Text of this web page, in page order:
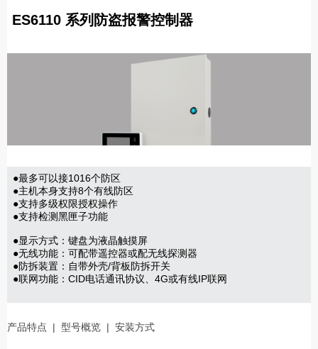
ES6110 系列防盗报警控制器
●最多可以接1016个防区
●主机本身支持8个有线防区
●支持多级权限授权操作
●支持检测黑匣子功能
●显示方式：键盘为液晶触摸屏
●无线功能：可配带遥控器或配无线探测器
●防拆装置：自带外壳/背板防拆开关
●联网功能：CID电话通讯协议、4G或有线IP联网
产品特点 | 型号概览 | 安装方式